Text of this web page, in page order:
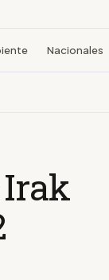
Nacionales